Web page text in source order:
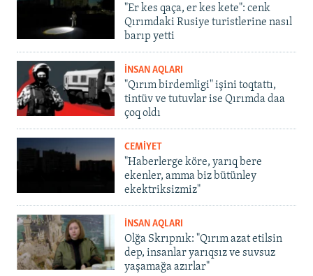
"Er kes qaça, er kes kete": cenk
Qırımdaki Rusiye turistlerine nasıl
barıp yetti
İNSAN AQLARI
"Qırım birdemligi" işini toqtattı,
tintüv ve tutuvlar ise Qırımda daa
çoq oldı
CEMİYET
"Haberlerge köre, yarıq bere
ekenler, amma biz bütünley
ekektriksizmiz"
İNSAN AQLARI
Olğa Skrıpnık: "Qırım azat etilsin
dep, insanlar yarıqsız ve suvsuz
yaşamağa azırlar"